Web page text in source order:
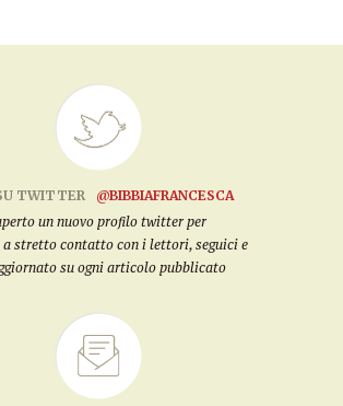
TWITTER
@BIBBIAFRANCESCA
un nuovo profilo twitter per
a stretto contatto con i lettori, seguici e
su ogni articolo pubblicato